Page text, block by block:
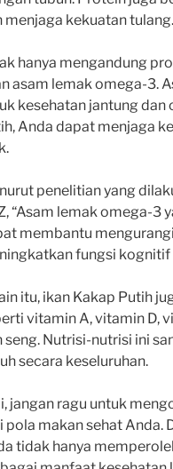
menjaga kekuatan
hanya mengandung
asam lemak omega-3.
kesehatan jantung dan
Anda dapat menjaga
penelitian yang
“Asam lemak omega-3
membantu
fungsi kognitif
itu, ikan Kakap Putih
vitamin A, vitamin D,
seng. Nutrisi-nutrisi ini
secara keseluruhan.
jangan ragu untuk
pola makan sehat Anda.
tidak hanya